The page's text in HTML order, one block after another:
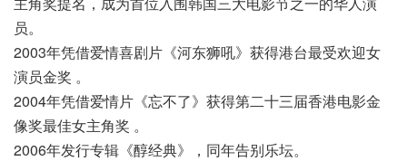
员。
2003年凭借爱情喜剧片《河东狮吼》获得港台最受欢迎女
演员金奖 。
2004年凭借爱情片《忘不了》获得第二十三届香港电影金
像奖最佳女主角奖 。
2006年发行专辑《醇经典》，同年告别乐坛。